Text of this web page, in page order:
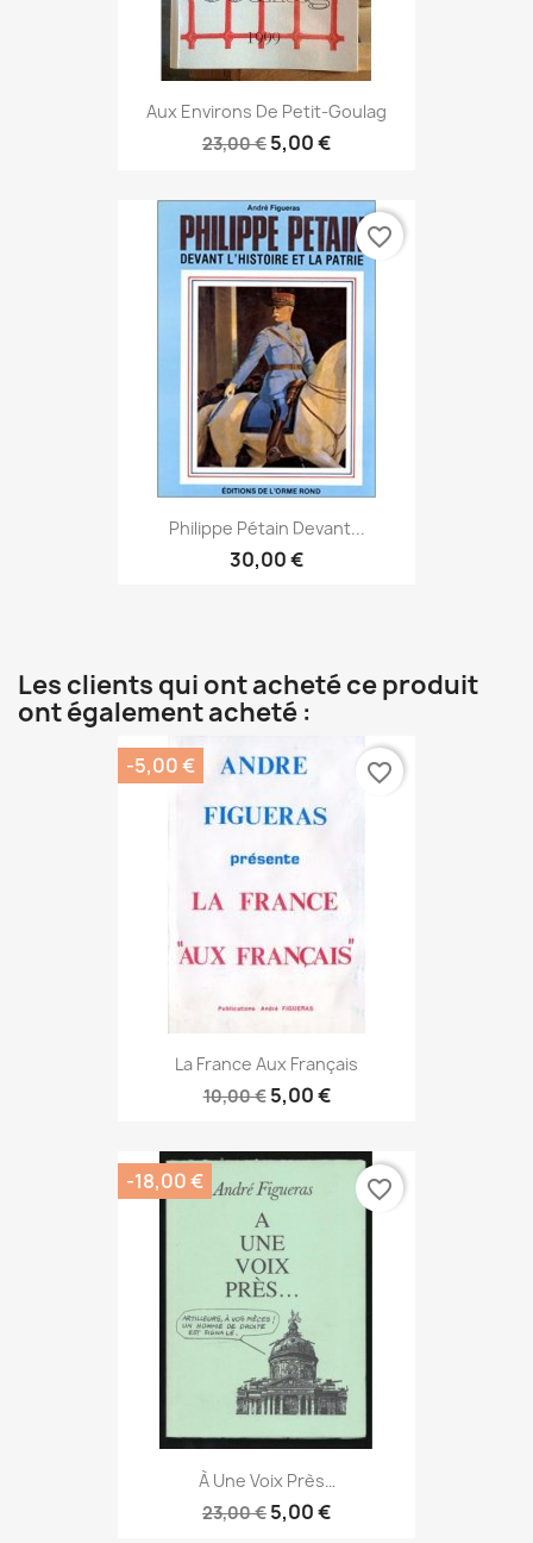
Aux Environs De Petit-Goulag
23,00 € 5,00 €
Philippe Pétain Devant...
30,00 €
favorite_border
Les clients qui ont acheté ce produit
ont également acheté :
La France Aux Français
10,00 € 5,00 €
-5,00 € favorite_border
À Une Voix Près…
23,00 € 5,00 €
-18,00 € favorite_border